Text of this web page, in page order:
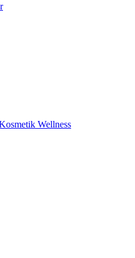
Wellness